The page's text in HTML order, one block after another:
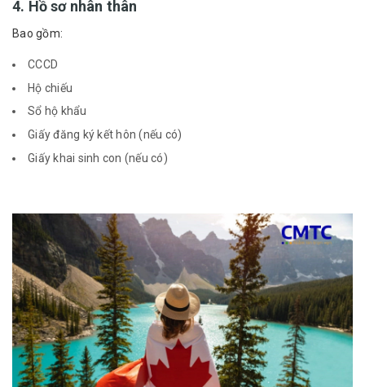
4. Hồ sơ nhân thân
Bao gồm:
CCCD
Hộ chiếu
Sổ hộ khẩu
Giấy đăng ký kết hôn (nếu có)
Giấy khai sinh con (nếu có)